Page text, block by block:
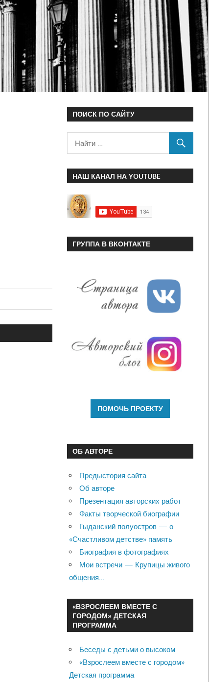
ПОИСК ПО САЙТУ
НАШ КАНАЛ НА YOUTUBE
ГРУППА В ВКОНТАКТЕ
ОБ АВТОРЕ
Предыстория сайта
Об авторе
Презентация авторских работ
Факты творческой биографии
Гыданский полуостров — о
«Счастливом детстве» память
Биография в фотографиях
Мои встречи — Крупицы живого
общения…
«ВЗРОСЛЕЕМ ВМЕСТЕ С
ГОРОДОМ» ДЕТСКАЯ
ПРОГРАММА
Беседы с детьми о высоком
«Взрослеем вместе с городом»
Детская программа